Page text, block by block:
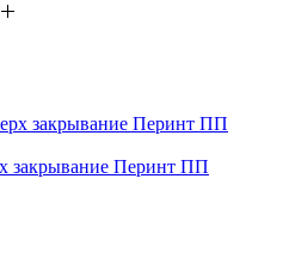
закрывание Перинт ПП